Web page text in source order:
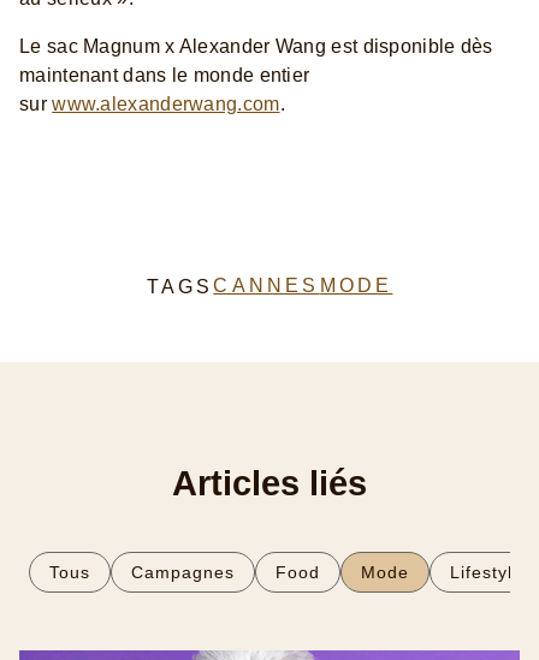
Le sac Magnum x Alexander Wang est disponible dès
maintenant dans le monde entier
surwww.alexanderwang.com
TAGSCANNES MODE
Articles liés
Tous Campagnes Food Mode Lifestyle